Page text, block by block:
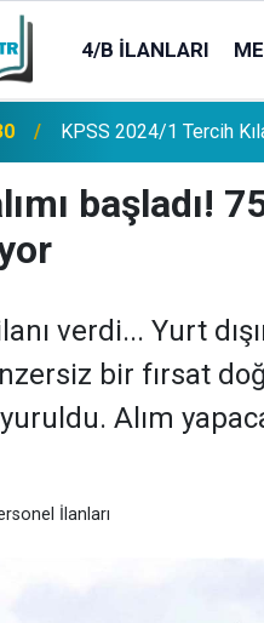
4/B İLANLARI
TL Mevduat Sahipleri
başladı!
verdi... Yurt
bir fırsat
Alım
İlanları